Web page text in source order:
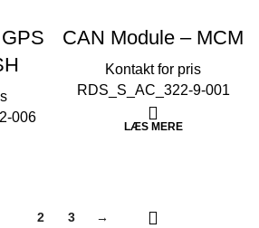
006
CAN Module – MCM
RDS_S_AC_322-9-001
LÆS MERE
2 3 →